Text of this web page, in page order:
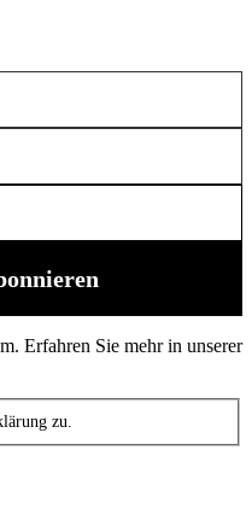
Erfahren Sie mehr in unserer
zu.